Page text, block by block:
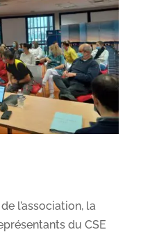
l’association, la
du CSE